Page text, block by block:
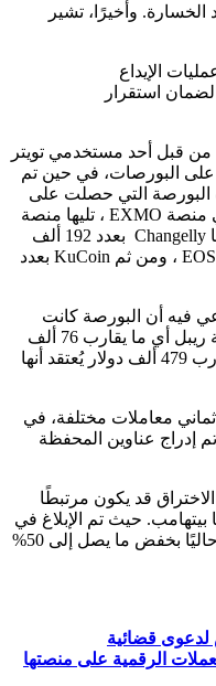
الخسارة. وأخيرًا، تشير
الإيداع
استقرار
من قبل أحد مستخدمي تويتر
على البورصات، في حين تم
البورصة التي حصلت على
أكبر عدد من الأموال 662 ألف EOS هي منصة EXMO ، تليها منصة
Houbi بعدد 263 ألف عملة EOS ، تليهما Changelly بعدد 192 ألف
EOS ، ثم ChangeNOW بعدد 140 ألف EOS ، ومن ثم KuCoin بعدد
فيه أن البورصة كانت
قادرة على تحديد وتجميد 243 ألف عملة ريبل أي ما يقارب 76 ألف
دولار ، و 114 الف عملة EOS أي ما يقارب 479 ألف دولار يُعتقد أنها
معاملات مختلفة، في
في 52 معاملة، وتم إدراج عناوين المحفظة
قد يكون مرتبطًا
بيتهامب. حيث تم الإبلاغ في
الأسبوع الماضي عن أن بيتهامب تقوم حاليًا بخفض ما يصل إلى 50%